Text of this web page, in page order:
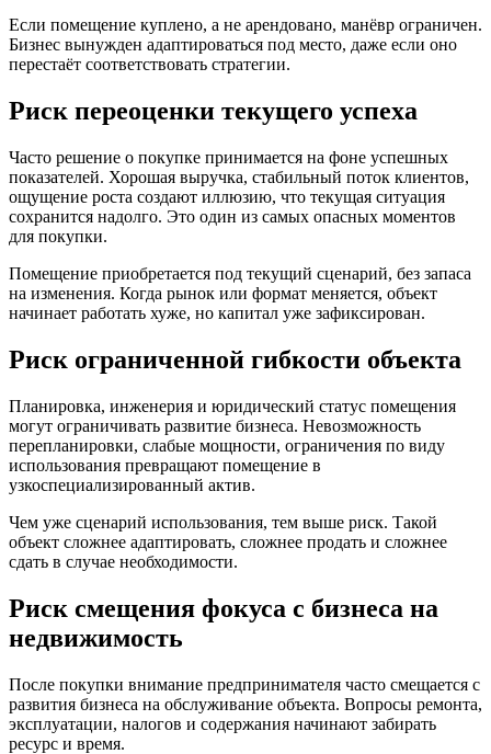
Если помещение куплено, а не арендовано, манёвр ограничен.
Бизнес вынужден адаптироваться под место, даже если оно
перестаёт соответствовать стратегии.
Риск переоценки текущего успеха
Часто решение о покупке принимается на фоне успешных
показателей. Хорошая выручка, стабильный поток клиентов,
ощущение роста создают иллюзию, что текущая ситуация
сохранится надолго. Это один из самых опасных моментов
для покупки.
Помещение приобретается под текущий сценарий, без запаса
на изменения. Когда рынок или формат меняется, объект
начинает работать хуже, но капитал уже зафиксирован.
Риск ограниченной гибкости объекта
Планировка, инженерия и юридический статус помещения
могут ограничивать развитие бизнеса. Невозможность
перепланировки, слабые мощности, ограничения по виду
использования превращают помещение в
узкоспециализированный актив.
Чем уже сценарий использования, тем выше риск. Такой
объект сложнее адаптировать, сложнее продать и сложнее
сдать в случае необходимости.
Риск смещения фокуса с бизнеса на
недвижимость
После покупки внимание предпринимателя часто смещается с
развития бизнеса на обслуживание объекта. Вопросы ремонта,
эксплуатации, налогов и содержания начинают забирать
ресурс и время.